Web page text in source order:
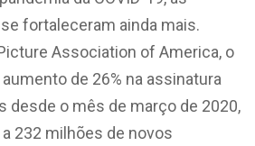
fortaleceram ainda mais.
Association of America, o
de 26% na assinatura
desde o mês de março de 2020,
232 milhões de novos